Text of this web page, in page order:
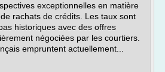
exceptionnelles en matière
rachats de crédits. Les taux sont
historiques avec des offres
négociées par les courtiers.
empruntent actuellement...